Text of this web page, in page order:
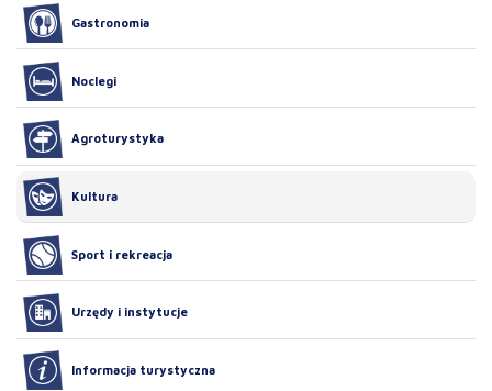
Gastronomia
Noclegi
Agroturystyka
Kultura
Sport i rekreacja
Urzędy i instytucje
Informacja turystyczna